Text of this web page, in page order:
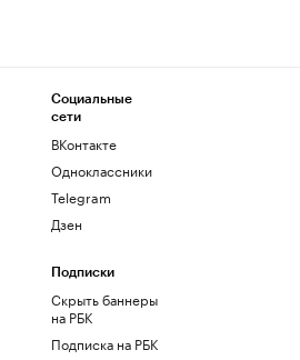
Социальные
сети
ВКонтакте
Одноклассники
Telegram
Дзен
Подписки
Скрыть баннеры
на РБК
Подписка на РБК